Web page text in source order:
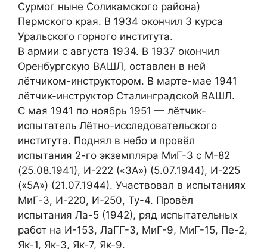
Сурмог ныне Соликамского района)
Пермского края. В 1934 окончил 3 курса
Уральского горного института.
В армии с августа 1934. В 1937 окончил
Оренбургскую ВАШЛ, оставлен в ней
лётчиком-инструктором. В марте-мае 1941
лётчик-инструктор Сталинградской ВАШЛ.
С мая 1941 по ноябрь 1951 — лётчик-
испытатель Лётно-исследовательского
института. Поднял в небо и провёл
испытания 2-го экземпляра МиГ-3 с М-82
(25.08.1941), И-222 («ЗА») (5.07.1944), И-225
(«5А») (21.07.1944). Участвовал в испытаниях
МиГ-3, И-220, И-250, Ту-4. Провёл
испытания Ла-5 (1942), ряд испытательных
работ на И-153, ЛаГГ-3, МиГ-9, МиГ-15, Пе-2,
Як-1, Як-3, Як-7, Як-9.